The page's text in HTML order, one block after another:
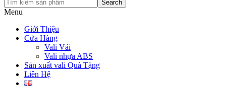
Search
Menu
Giới Thiệu
Cửa Hàng
Vali Vải
Vali nhựa ABS
Sản xuất vali Quà Tặng
Liên Hệ